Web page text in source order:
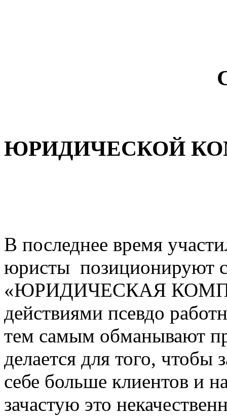
ЮРИДИЧЕСКОЙ
В последнее время
юристы позиционируют
«ЮРИДИЧЕСКАЯ
действиями псевдо
тем самым обманывают
делается для того, чтобы
себе больше клиентов и
зачастую это